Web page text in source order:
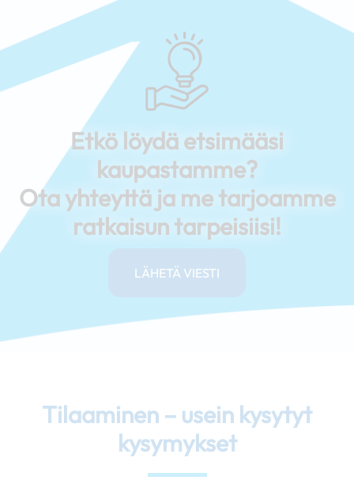
Etkö löydä etsimääsi
kaupastamme?
Ota yhteyttä ja me tarjoamme
ratkaisun tarpeisiisi!
LÄHETÄ VIESTI
Tilaaminen – usein kysytyt
kysymykset